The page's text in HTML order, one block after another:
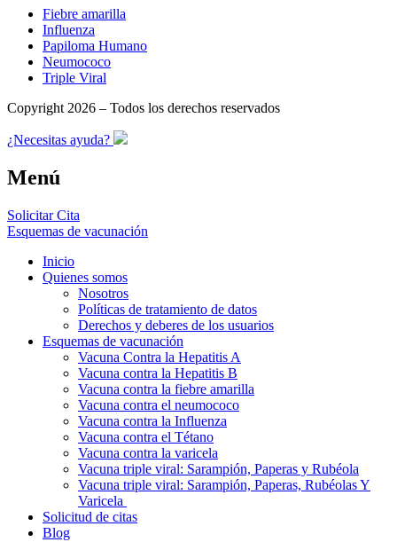
Fiebre amarilla
Influenza
Papiloma Humano
Neumococo
Triple Viral
Copyright 2026 – Todos los derechos reservados
¿Necesitas ayuda?
Menú
Solicitar Cita
Esquemas de vacunación
Inicio
Quienes somos
Nosotros
Políticas de tratamiento de datos
Derechos y deberes de los usuarios
Esquemas de vacunación
Vacuna Contra la Hepatitis A
Vacuna contra la Hepatitis B
Vacuna contra la fiebre amarilla
Vacuna contra el neumococo
Vacuna contra la Influenza
Vacuna contra el Tétano
Vacuna contra la varicela
Vacuna triple viral: Sarampión, Paperas y Rubéola
Vacuna triple viral: Sarampión, Paperas, Rubéolas Y
Varicela
Solicitud de citas
Blog